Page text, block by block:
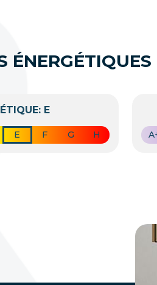
ÉNERGÉTIQUES
E
E F G H